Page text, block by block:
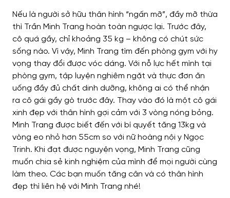
Nếu là người sở hữu thân hình “ngấn mỡ”, đầy mỡ thừa
thì Trần Minh Trang hoàn toàn ngược lại. Trước đây,
cô quá gầy, chỉ khoảng 35 kg – không có chút sức
sống nào. Vì vậy, Minh Trang tìm đến phòng gym với hy
vọng thay đổi được vóc dáng. Với nỗ lực hết mình tại
phòng gym, tập luyện nghiêm ngặt và thực đơn ăn
uống đầy đủ chất dinh dưỡng, không ai có thể nhận
ra cô gái gầy gò trước đây. Thay vào đó là một cô gái
xinh đẹp với thân hình gợi cảm với 3 vòng nóng bỏng.
Minh Trang được biết đến với bí quyết tăng 13kg và
vòng eo nhỏ hơn 55cm so với nữ hoàng nội y Ngọc
Trinh. Khi đạt được nguyện vọng, Minh Trang cũng
muốn chia sẻ kinh nghiệm của mình để mọi người cùng
làm theo. Các bạn muốn tăng cân và có thân hình
đẹp thì liên hệ với Minh Trang nhé!